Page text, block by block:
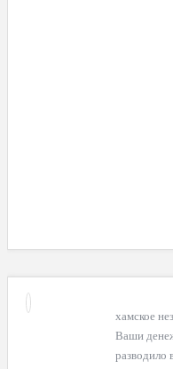
хамское
Ваши
разводило